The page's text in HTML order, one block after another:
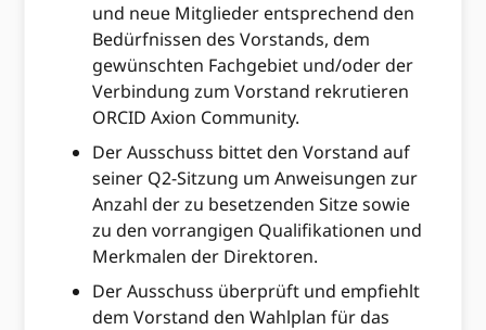
und neue Mitglieder entsprechend den
Bedürfnissen des Vorstands, dem
gewünschten Fachgebiet und/oder der
Verbindung zum Vorstand rekrutieren
ORCID Axion Community.
Der Ausschuss bittet den Vorstand auf
seiner Q2-Sitzung um Anweisungen zur
Anzahl der zu besetzenden Sitze sowie
zu den vorrangigen Qualifikationen und
Merkmalen der Direktoren.
Der Ausschuss überprüft und empfiehlt
dem Vorstand den Wahlplan für das